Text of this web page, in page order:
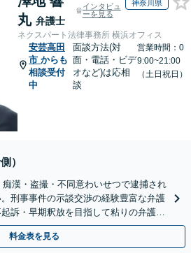
丸 弁護士
インタビュ
ーを見る
神奈川県
ネクスパート法律事務所 横浜オフィス
安芸高田
市 からも
相談受付
中
面談方法(対
面・電話・ビデ
オなど)は応相
談
営業時間：0
9:00~21:00
（土日祝日）
）
痴漢・盗撮・不同意わいせつで逮捕され
刑事事件の示談交渉の経験豊富な弁護
訴・早期釈放を目指して粘りの弁護活
料金表を見る